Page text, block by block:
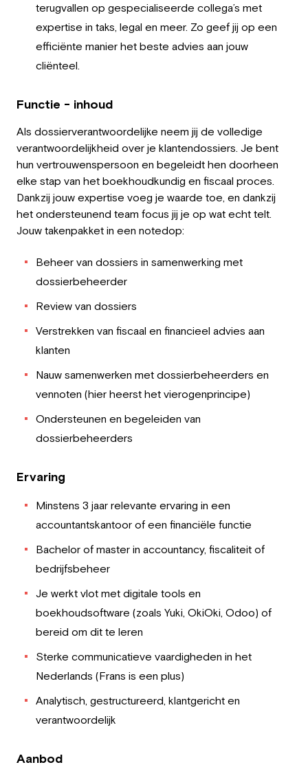
terugvallen op gespecialiseerde collega’s met
expertise in taks, legal en meer. Zo geef jij op een
efficiënte manier het beste advies aan jouw
cliënteel.
Functie - inhoud
Als dossierverantwoordelijke neem jij de volledige
verantwoordelijkheid over je klantendossiers. Je bent
hun vertrouwenspersoon en begeleidt hen doorheen
elke stap van het boekhoudkundig en fiscaal proces.
Dankzij jouw expertise voeg je waarde toe, en dankzij
het ondersteunend team focus jij je op wat echt telt.
Jouw takenpakket in een notedop:
Beheer van dossiers in samenwerking met
dossierbeheerder
Review van dossiers
Verstrekken van fiscaal en financieel advies aan
klanten
Nauw samenwerken met dossierbeheerders en
vennoten (hier heerst het vierogenprincipe)
Ondersteunen en begeleiden van
dossierbeheerders
Ervaring
Minstens 3 jaar relevante ervaring in een
accountantskantoor of een financiële functie
Bachelor of master in accountancy, fiscaliteit of
bedrijfsbeheer
Je werkt vlot met digitale tools en
boekhoudsoftware (zoals Yuki, OkiOki, Odoo) of
bereid om dit te leren
Sterke communicatieve vaardigheden in het
Nederlands (Frans is een plus)
Analytisch, gestructureerd, klantgericht en
verantwoordelijk
Aanbod